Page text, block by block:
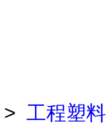
> 工程塑料